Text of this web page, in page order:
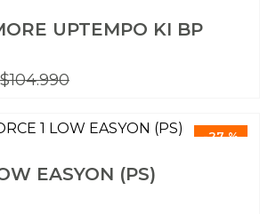
UPTEMPO KI BP
$104.990
-27 %
EASYON (PS)